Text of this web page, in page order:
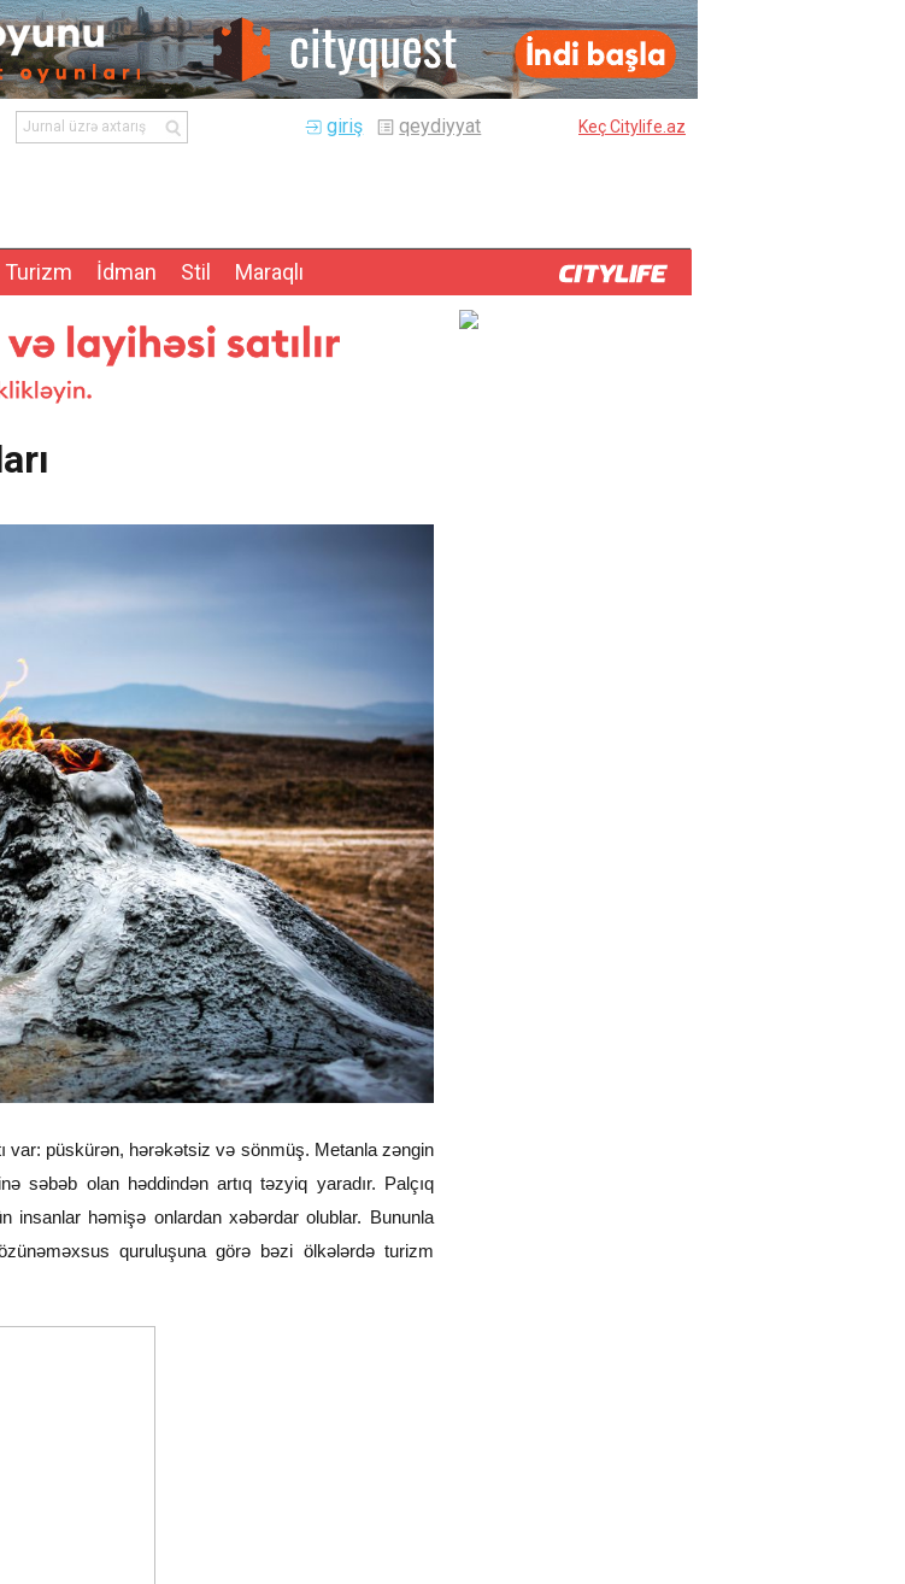
qeydiyyat
giriş Keç Citylife.az
Turizm İdman Stil Maraqlı
var: püskürən, hərəkətsiz və sönmüş. Metanla zəngin
səbəb olan həddindən artıq təzyiq yaradır. Palçıq
insanlar həmişə onlardan xəbərdar olublar. Bununla
quruluşuna görə bəzi ölkələrdə turizm